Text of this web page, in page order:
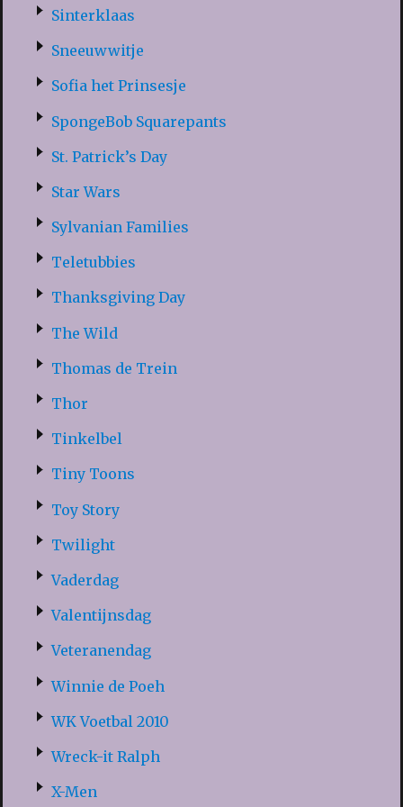
Sinterklaas
Sneeuwwitje
Sofia het Prinsesje
SpongeBob Squarepants
St. Patrick’s Day
Star Wars
Sylvanian Families
Teletubbies
Thanksgiving Day
The Wild
Thomas de Trein
Thor
Tinkelbel
Tiny Toons
Toy Story
Twilight
Vaderdag
Valentijnsdag
Veteranendag
Winnie de Poeh
WK Voetbal 2010
Wreck-it Ralph
X-Men